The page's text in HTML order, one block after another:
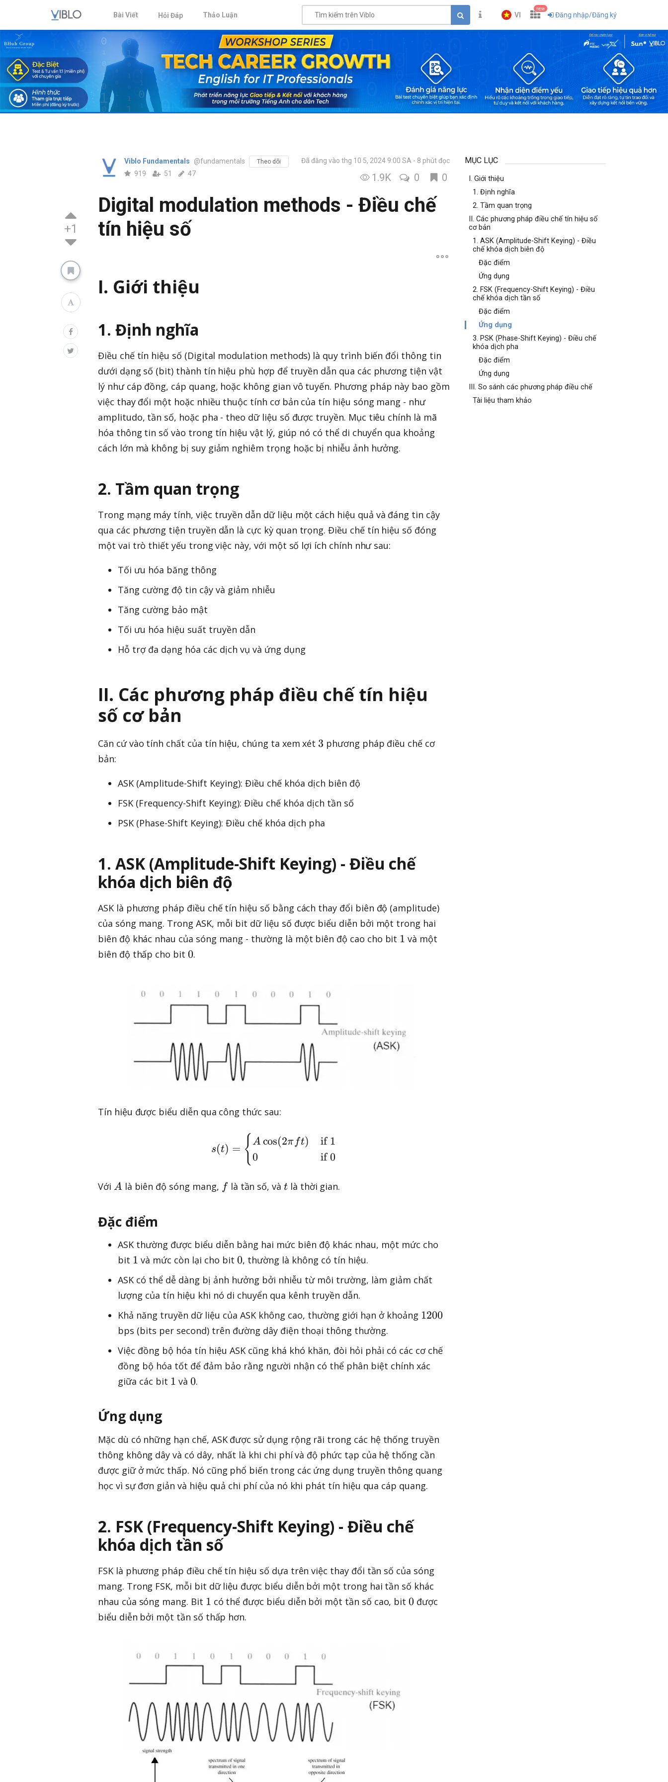
Bài Viết Hỏi Đáp Thảo Luận VI
new
Đăng nhập/Đăng ký
+1
Viblo Fundamentals @fundamentals Theo dõi
919 51 47
Đã đăng vào thg 10 5, 2024 9:00 SA 8 phút đọc
1.9K 0 0
Digital modulation methods - Điều chế
tín hiệu số
I. Giới thiệu
1. Định nghĩa
Điều chế tín hiệu số (Digital modulation methods) là quy trình biến đổi thông tin
dưới dạng số (bit) thành tín hiệu phù hợp để truyền dẫn qua các phương tiện vật
lý như cáp đồng, cáp quang, hoặc không gian vô tuyến. Phương pháp này bao gồm
việc thay đổi một hoặc nhiều thuộc tính cơ bản của tín hiệu sóng mang - như
amplitudo, tần số, hoặc pha - theo dữ liệu số được truyền. Mục tiêu chính là mã
hóa thông tin số vào trong tín hiệu vật lý, giúp nó có thể di chuyển qua khoảng
cách lớn mà không bị suy giảm nghiêm trọng hoặc bị nhiễu ảnh hưởng.
2. Tầm quan trọng
Trong mạng máy tính, việc truyền dẫn dữ liệu một cách hiệu quả và đáng tin cậy
qua các phương tiện truyền dẫn là cực kỳ quan trọng. Điều chế tín hiệu số đóng
một vai trò thiết yếu trong việc này, với một số lợi ích chính như sau:
Tối ưu hóa băng thông
Tăng cường độ tin cậy và giảm nhiễu
Tăng cường bảo mật
Tối ưu hóa hiệu suất truyền dẫn
Hỗ trợ đa dạng hóa các dịch vụ và ứng dụng
II. Các phương pháp điều chế tín hiệu
số cơ bản
Căn cứ vào tính chất của tín hiệu, chúng ta xem xét 3
3 phương pháp điều chế cơ
bản:
ASK (Amplitude-Shift Keying): Điều chế khóa dịch biên độ
FSK (Frequency-Shift Keying): Điều chế khóa dịch tần số
PSK (Phase-Shift Keying): Điều chế khóa dịch pha
1. ASK (Amplitude-Shift Keying) - Điều chế
khóa dịch biên độ
ASK là phương pháp điều chế tín hiệu số bằng cách thay đổi biên độ (amplitude)
của sóng mang. Trong ASK, mỗi bit dữ liệu số được biểu diễn bởi một trong hai
biên độ khác nhau của sóng mang - thường là một biên độ cao cho bit 1
1 và một
biên độ thấp cho bit 0
0.
Tín hiệu được biểu diễn qua công thức sau:
s(t) = \begin{cases} A\cos(2\pi ft) & \text{if 1} \\ 0 & \text{if 0} \end{cases}
s(t) = { A cos(2π ft)
0
if 1
if 0
Với A
A là biên độ sóng mang, ff là tần số, vàt
tlà thời gian.
Đặc điểm
ASK thường được biểu diễn bằng hai mức biên độ khác nhau, một mức cho
bit 1
1 và mức còn lại cho bit 0
0, thường là không có tín hiệu.
ASK có thể dễ dàng bị ảnh hưởng bởi nhiễu từ môi trường, làm giảm chất
lượng của tín hiệu khi nó di chuyển qua kênh truyền dẫn.
Khả năng truyền dữ liệu của ASK không cao, thường giới hạn ở khoảng 1
0
1200
bps (bits per second) trên đường dây điện thoại thông thường.
Việc đồng bộ hóa tín hiệu ASK cũng khá khó khăn, đòi hỏi phải có các cơ chế
đồng bộ hóa tốt để đảm bảo rằng người nhận có thể phân biệt chính xác
giữa các bit 1
1 và 0
0.
Ứng dụng
Mặc dù có những hạn chế, ASK được sử dụng rộng rãi trong các hệ thống truyền
thông không dây và có dây, nhất là khi chi phí và độ phức tạp của hệ thống cần
được giữ ở mức thấp. Nó cũng phổ biến trong các ứng dụng truyền thông quang
học vì sự đơn giản và hiệu quả chi phí của nó khi phát tín hiệu qua cáp quang.
2. FSK (Frequency-Shift Keying) - Điều chế
khóa dịch tần số
FSK là phương pháp điều chế tín hiệu số dựa trên việc thay đổi tần số của sóng
mang. Trong FSK, mỗi bit dữ liệu được biểu diễn bởi một trong hai tần số khác
nhau của sóng mang. Bit 1
1 có thể được biểu diễn bởi một tần số cao, bit0
0 được
biểu diễn bởi một tần số thấp hơn.
MỤC LỤC
I. Giới thiệu
1. Định nghĩa
2. Tầm quan trọng
II. Các phương pháp điều chế tín hiệu số
cơ bản
1. ASK (Amplitude-Shift Keying) - Điều
chế khóa dịch biên độ
Đặc điểm
Ứng dụng
2. FSK (Frequency-Shift Keying) - Điều
chế khóa dịch tần số
Đặc điểm
Ứng dụng
3. PSK (Phase-Shift Keying) - Điều chế
khóa dịch pha
Đặc điểm
Ứng dụng
III. So sánh các phương pháp điều chế
Tài liệu tham khảo